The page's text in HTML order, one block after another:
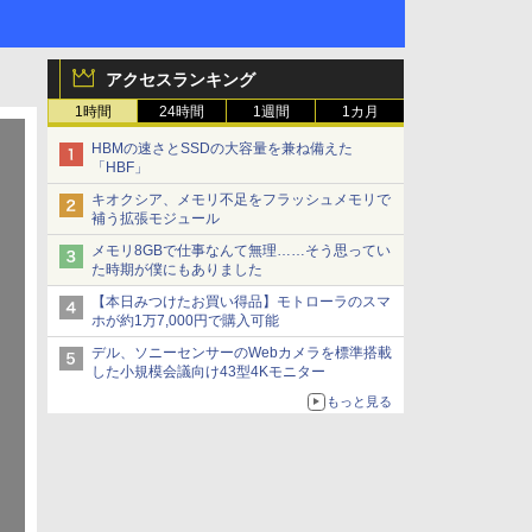
アクセスランキング
1時間 24時間 1週間 1カ月
HBMの速さとSSDの大容量を兼ね備えた
「HBF」
キオクシア、メモリ不足をフラッシュメモリで
補う拡張モジュール
メモリ8GBで仕事なんて無理……そう思ってい
た時期が僕にもありました
【本日みつけたお買い得品】モトローラのスマ
ホが約1万7,000円で購入可能
デル、ソニーセンサーのWebカメラを標準搭載
した小規模会議向け43型4Kモニター
もっと見る